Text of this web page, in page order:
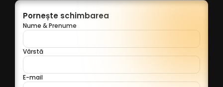
Pornește schimbarea
Nume & Prenume
Vârstă
E-mail